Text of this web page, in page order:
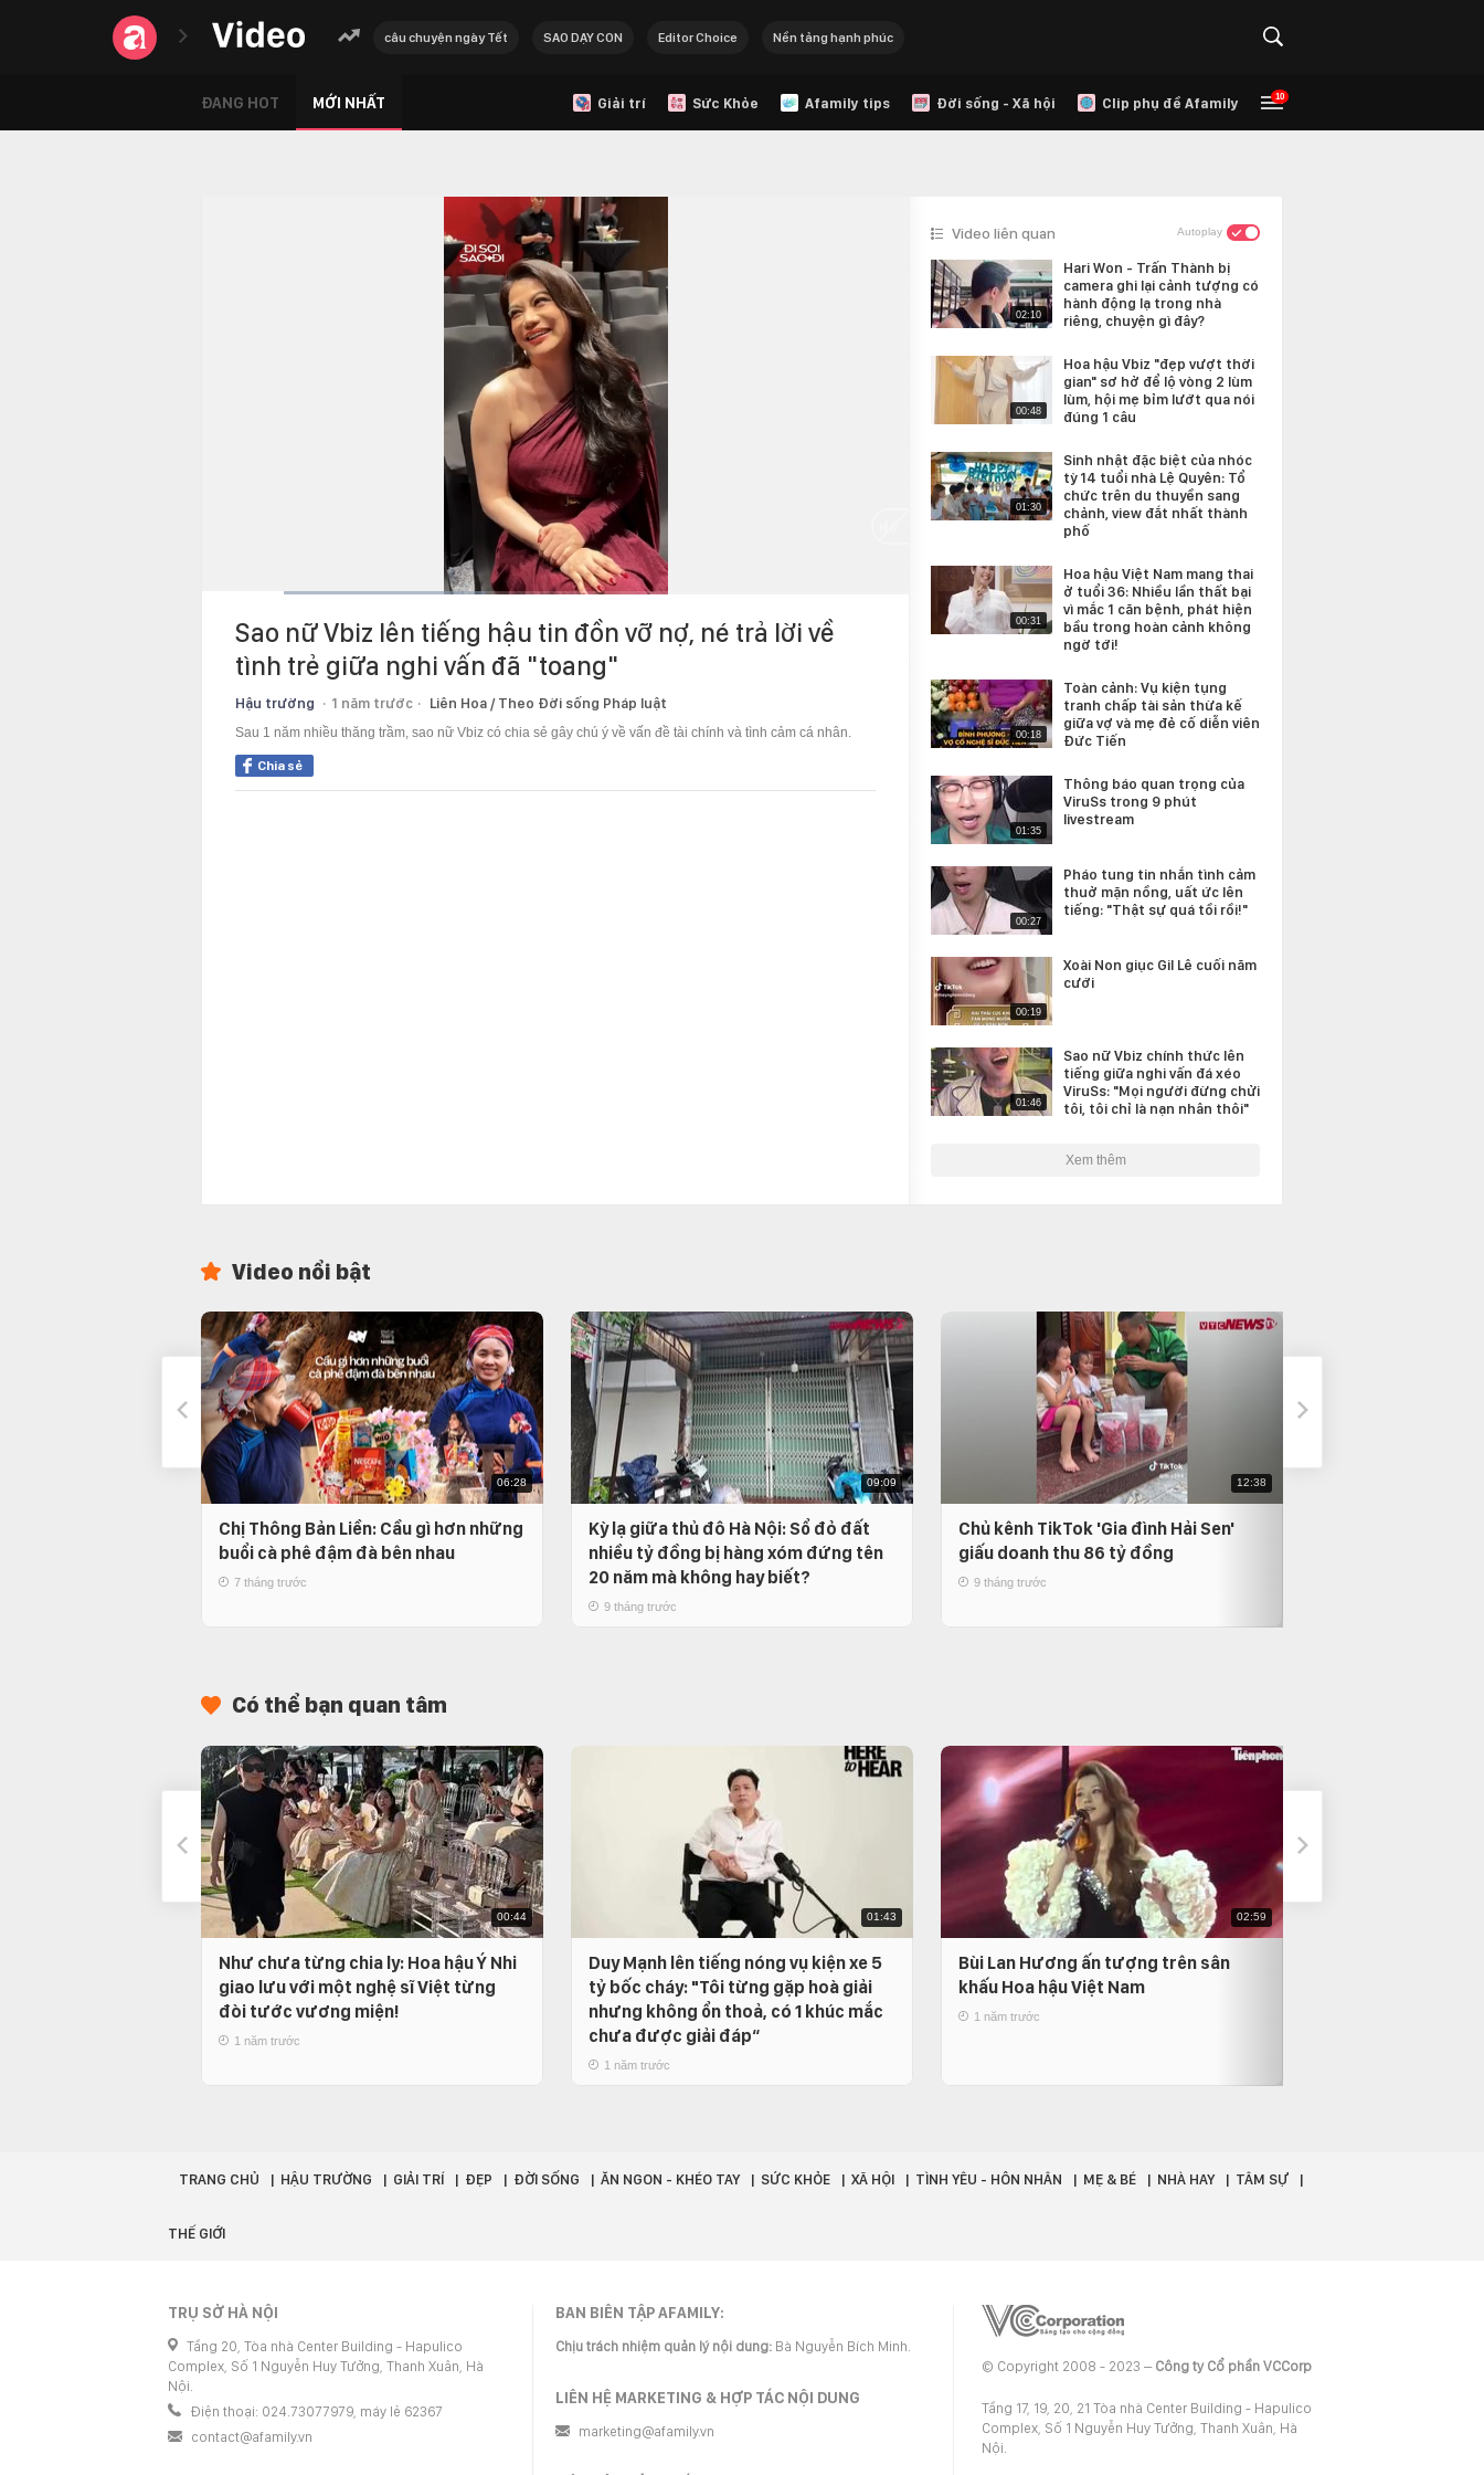
câu chuyện ngày Tết SAO DẠY CON Editor Choice Nền tảng hạnh phúc
ĐANG HOT MỚI NHẤT Giải trí Sức Khỏe Afamily tips Đời sống - Xã hội Clip phụ đề Afamily 10
Time
Sao nữ Vbiz lên tiếng hậu tin đồn vỡ nợ, né trả lời về
tình trẻ giữa nghi vấn đã "toang"
Hậu trường 1 năm trước Liên Hoa / Theo Đời sống Pháp luật
Sau 1 năm nhiều thăng trầm, sao nữ Vbiz có chia sẻ gây chú ý về vấn đề tài chính và tình cảm cá nhân.
Chia sẻ
Video liên quan Autoplay
02:10
Hari Won - Trấn Thành bị
camera ghi lại cảnh tượng có
hành động lạ trong nhà
riêng, chuyện gì đây?
00:48
Hoa hậu Vbiz "đẹp vượt thời
gian" sơ hở để lộ vòng 2 lùm
lùm, hội mẹ bỉm lướt qua nói
đúng 1 câu
01:30
Sinh nhật đặc biệt của nhóc
tỳ 14 tuổi nhà Lệ Quyên: Tổ
chức trên du thuyền sang
chảnh, view đắt nhất thành
phố
00:31
Hoa hậu Việt Nam mang thai
ở tuổi 36: Nhiều lần thất bại
vì mắc 1 căn bệnh, phát hiện
bầu trong hoàn cảnh không
ngờ tới!
00:18
Toàn cảnh: Vụ kiện tụng
tranh chấp tài sản thừa kế
giữa vợ và mẹ đẻ cố diễn viên
Đức Tiến
01:35
Thông báo quan trọng của
ViruSs trong 9 phút
livestream
00:27
Pháo tung tin nhắn tình cảm
thuở mặn nồng, uất ức lên
tiếng: "Thật sự quá tồi rồi!"
00:19
Xoài Non giục Gil Lê cuối năm
cưới
01:46
Sao nữ Vbiz chính thức lên
tiếng giữa nghi vấn đá xéo
ViruSs: "Mọi người đừng chửi
tôi, tôi chỉ là nạn nhân thôi"
Xem thêm
Video nổi bật
06:28
Chị Thông Bản Liền: Cầu gì hơn những
buổi cà phê đậm đà bên nhau
7 tháng trước
09:09
Kỳ lạ giữa thủ đô Hà Nội: Sổ đỏ đất
nhiều tỷ đồng bị hàng xóm đứng tên
20 năm mà không hay biết?
9 tháng trước
12:38
Chủ kênh TikTok 'Gia đình Hải Sen'
giấu doanh thu 86 tỷ đồng
9 tháng trước
Có thể bạn quan tâm
00:44
Như chưa từng chia ly: Hoa hậu Ý Nhi
giao lưu với một nghệ sĩ Việt từng
đòi tước vương miện!
1 năm trước
01:43
Duy Mạnh lên tiếng nóng vụ kiện xe 5
tỷ bốc cháy: "Tôi từng gặp hoà giải
nhưng không ổn thoả, có 1 khúc mắc
chưa được giải đáp“
1 năm trước
02:59
Bùi Lan Hương ấn tượng trên sân
khấu Hoa hậu Việt Nam
1 năm trước
TRANG CHỦ HẬU TRƯỜNG GIẢI TRÍ ĐẸP ĐỜI SỐNG ĂN NGON - KHÉO TAY SỨC KHỎE XÃ HỘI TÌNH YÊU - HÔN NHÂN MẸ & BÉ NHÀ HAY TÂM SỰ
THẾ GIỚI
TRỤ SỞ HÀ NỘI
Tầng 20, Tòa nhà Center Building - Hapulico
Complex, Số 1 Nguyễn Huy Tưởng, Thanh Xuân, Hà
Nội.
Điện thoại: 024.73077979, máy lẻ 62367
contact@afamily.vn
BAN BIÊN TẬP AFAMILY:
Chịu trách nhiệm quản lý nội dung: Bà Nguyễn Bích Minh.
LIÊN HỆ MARKETING & HỢP TÁC NỘI DUNG
marketing@afamily.vn
© Copyright 2008 - 2023 – Công ty Cổ phần VCCorp
Tầng 17, 19, 20, 21 Tòa nhà Center Building - Hapulico
Complex, Số 1 Nguyễn Huy Tưởng, Thanh Xuân, Hà
Nội.